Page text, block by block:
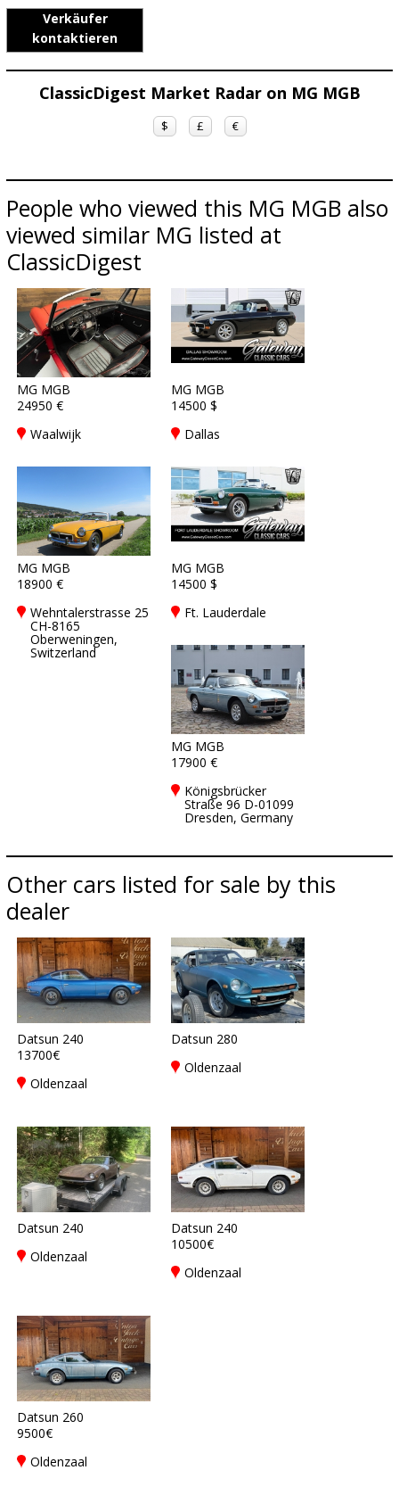
Verkäufer
kontaktieren
ClassicDigest Market Radar on MG MGB
$ £ €
People who viewed this MG MGB also
viewed similar MG listed at
ClassicDigest
MG MGB
24950 €
Waalwijk
MG MGB
14500 $
Dallas
MG MGB
18900 €
Wehntalerstrasse 25
CH-8165
Oberweningen,
Switzerland
MG MGB
14500 $
Ft. Lauderdale
MG MGB
17900 €
Königsbrücker
Straße 96 D-01099
Dresden, Germany
Other cars listed for sale by this
dealer
Datsun 240
13700€
Oldenzaal
Datsun 280
Oldenzaal
Datsun 240
Oldenzaal
Datsun 240
10500€
Oldenzaal
Datsun 260
9500€
Oldenzaal